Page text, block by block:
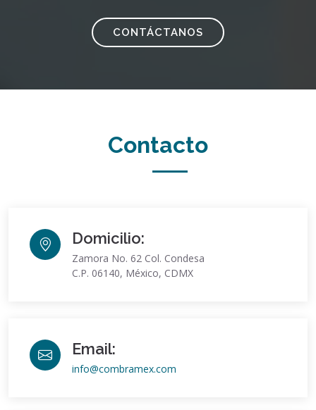
CONTÁCTANOS
Contacto
Domicilio:
Zamora No. 62 Col. Condesa
C.P. 06140, México, CDMX
Email:
info@combramex.com